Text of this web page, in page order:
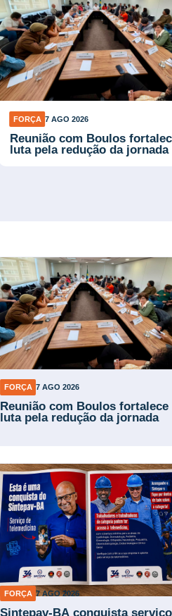
FORÇA 7 AGO 2026
Sintepav-BA conquista
de telemedicina para
trabalhadores da construção
Reunião com Boulos fortalece
luta pela redução da jornada